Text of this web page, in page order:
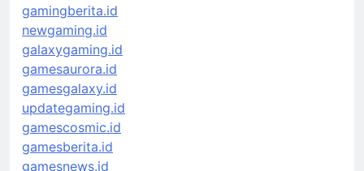
gamingberita.id
newgaming.id
galaxygaming.id
gamesaurora.id
gamesgalaxy.id
updategaming.id
gamescosmic.id
gamesberita.id
gamesnews.id